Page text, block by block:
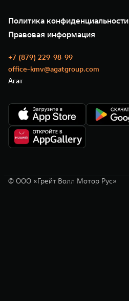
Сервис
Нулевое ТО
Моторные масла
35 лет GWM
GWM ТЕХ ДЕНЬ
Новости
Политика конфиденциальности
Правовая информация
+7 (879) 229-98-99
office-kmv@agatgroup.com
Агат
© ООО «Грейт Волл Мотор Рус»